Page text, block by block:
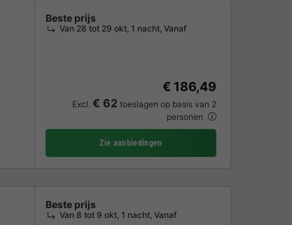
Beste prijs
Van 28 tot 29 okt, 1 nacht, Vanaf
€ 186,49
Excl. € 62 toeslagen op basis van 2
personen
Zie aanbiedingen
Beste prijs
Van 8 tot 9 okt, 1 nacht, Vanaf